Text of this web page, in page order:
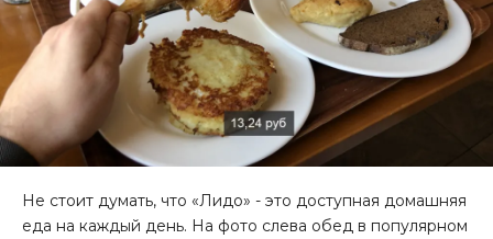
Не стоит думать, что «Лидо» - это доступная домашняя
еда на каждый день. На фото слева обед в популярном